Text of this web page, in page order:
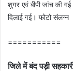
शुगर एवं बीपी जांच की
दिलाई गई। फोटो संलग्न
===========
जिले में बंद पड़ी